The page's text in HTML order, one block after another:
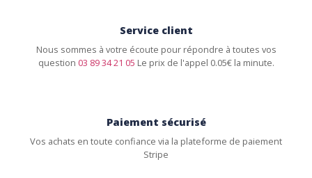
Service client
Nous sommes à votre écoute pour répondre à toutes vos
question 03 89 34 21 05 Le prix de l'appel 0.05€ la minute.
Paiement sécurisé
Vos achats en toute confiance via la plateforme de paiement
Stripe